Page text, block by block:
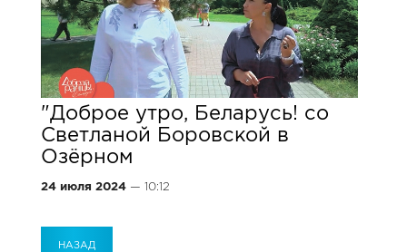
"Доброе утро, Беларусь! со
Светланой Боровской в
Озёрном
24 июля 2024— 10:12
НАЗАД